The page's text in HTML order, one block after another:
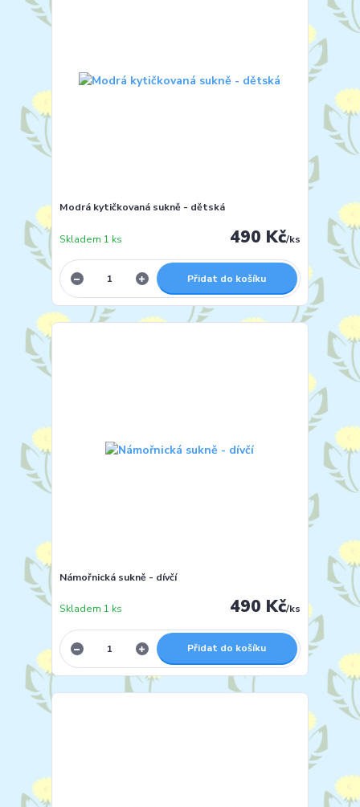
Modrá kytičkovaná sukně - dětská
490 Kč/ks
Skladem 1 ks
Přidat do košíku
Námořnická sukně - dívčí
490 Kč/ks
Skladem 1 ks
Přidat do košíku